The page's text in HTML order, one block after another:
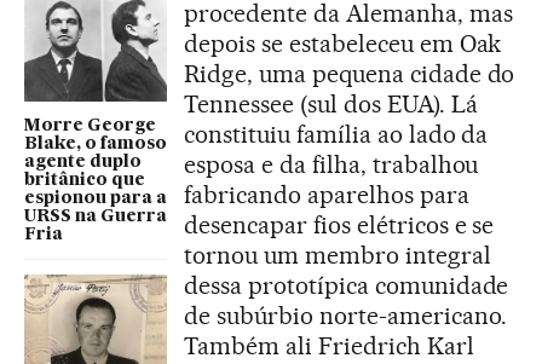
Morre George
Blake, o famoso
agente duplo
britânico que
espionou para a
URSS na Guerra
Fria
procedente da Alemanha, mas
depois se estabeleceu em Oak
Ridge, uma pequena cidade do
Tennessee (sul dos EUA). Lá
constituiu família ao lado da
esposa e da filha, trabalhou
fabricando aparelhos para
desencapar fios elétricos e se
tornou um membro integral
dessa prototípica comunidade
de subúrbio norte-americano.
Também ali Friedrich Karl